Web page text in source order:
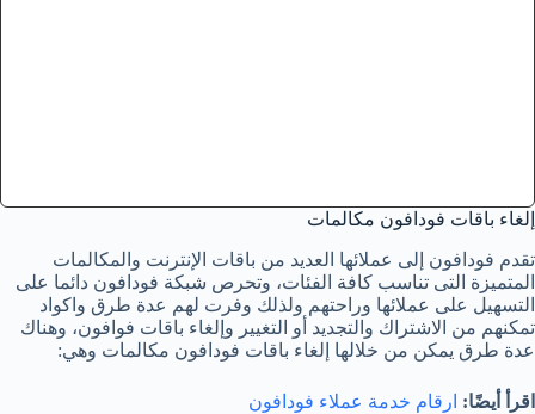
إلغاء باقات فودافون مكالمات
تقدم فودافون إلى عملائها العديد من باقات الإنترنت والمكالمات
المتميزة التى تناسب كافة الفئات، وتحرص شبكة فودافون دائما على
التسهيل على عملائها وراحتهم ولذلك وفرت لهم عدة طرق واكواد
تمكنهم من الاشتراك والتجديد أو التغيير وإلغاء باقات فوافون، وهناك
عدة طرق يمكن من خلالها إلغاء باقات فودافون مكالمات وهي:
اقرأ أيضًا: ارقام خدمة عملاء فودافون